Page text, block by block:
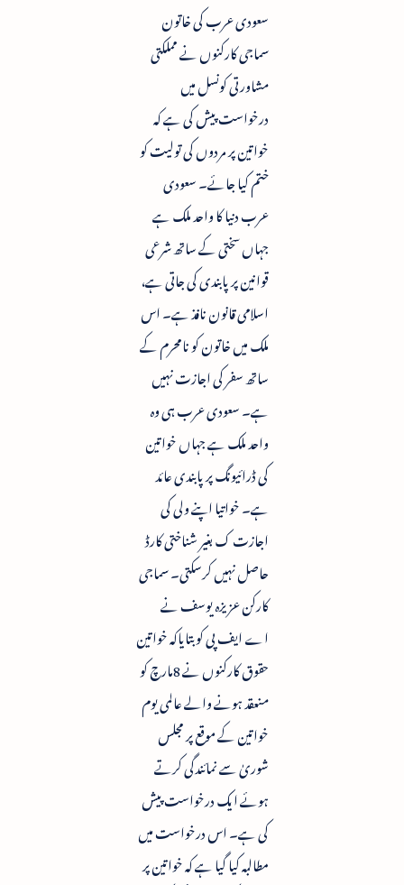
سعودی عرب کی خاتون
سماجی کارکنوں نے مملکتی
مشاورتی کونسل میں
درخواست پیش کی ہے کہ
خواتین پر مردوں کی تولیت کو
ختم کیا جائے۔ سعودی
عرب دنیا کا واحد ملک ہے
جہاں سختی کے ساتھ شرعی
قوانین پر پابندی کی جاتی ہے،
اسلامی قانون نافذ ہے۔ اس
ملک میں خاتون کو نامحرم کے
ساتھ سفر کی اجازت نہیں
ہے۔ سعودی عرب ہی وہ
واحد ملک ہے جہاں خواتین
کی ڈرائیونگ پر پابندی عائد
ہے۔ خواتیا اپنے ولی کی
اجازت ک بغیر شناختی کارڈ
حاصل نہیں کرسکتی۔ سماجی
کارکن عزیزہ یوسف نے
اے ایف پی کو بتایاکہ خواتین
حقوق کارکنوں نے 8مارچ کو
منعقد ہونے والے عالمی یوم
خواتین کے موقع پر مجلس
شوریٰ سے نمائندگی کرتے
ہوئے ایک درخواست پیش
کی ہے۔ اس درخواست میں
مطالبہ کیا گیا ہے کہ خواتین پر